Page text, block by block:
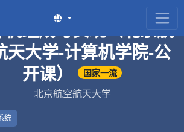
组成与实现（北京航
天大学-计算机学院-公
开课）
国家一流
北京航空航天大学
统